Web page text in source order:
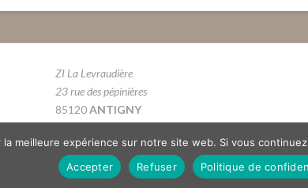
ZI La Levraudière
23 rue des pépinières
85120ANTIGNY
meilleure expérience sur notre site web. Si vous
Accepter
Refuser Politique de